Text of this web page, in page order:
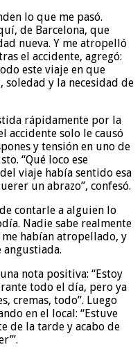
lo que me pasó.
de Barcelona, que
nueva. Y me atropelló
el accidente, agregó:
este viaje en que
y la necesidad de
rápidamente por la
accidente solo le causó
y tensión en uno de
“Qué loco ese
viaje había sentido esa
un abrazo”, confesó.
contarle a alguien lo
Nadie sabe realmente
habían atropellado, y
angustiada.
nota positiva: “Estoy
todo el día, pero ya
cremas, todo”. Luego
en el local: “Estuve
de la tarde y acabo de